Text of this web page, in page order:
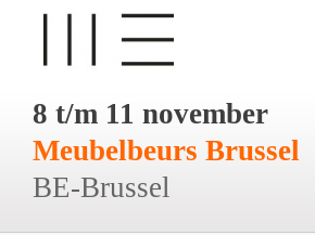
8 t/m 11 november
Meubelbeurs Brussel
BE-Brussel